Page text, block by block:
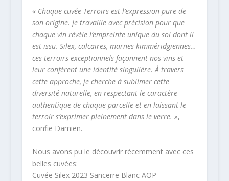
« Chaque cuvée Terroirs est l’expression pure de
son origine. Je travaille avec précision pour que
chaque vin révèle l’empreinte unique du sol dont il
est issu. Silex, calcaires, marnes kimméridgiennes…
ces terroirs exceptionnels façonnent nos vins et
leur confèrent une identité singulière. À travers
cette approche, je cherche à sublimer cette
diversité naturelle, en respectant le caractère
authentique de chaque parcelle et en laissant le
terroir s’exprimer pleinement dans le verre. »,
confie Damien.
Nous avons pu le découvrir récemment avec ces
belles cuvées:
Cuvée Silex 2023 Sancerre Blanc AOP